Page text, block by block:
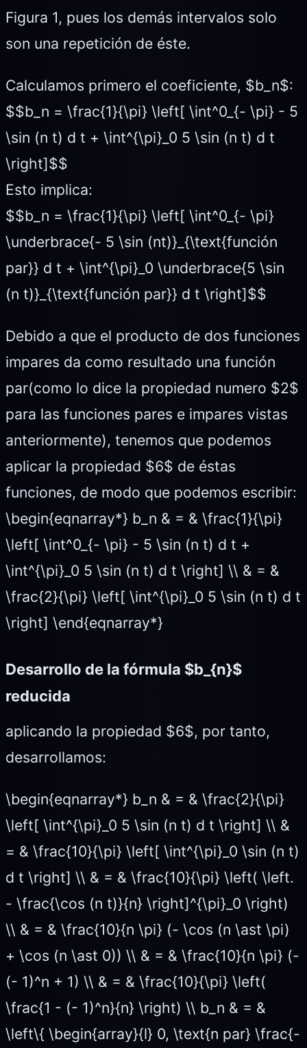
Figura 1, pues los demás intervalos solo
son una repetición de éste.
Calculamos primero el coeficiente, $b_n$:
$$b_n = \frac{1}{\pi} \left[ \int^0_{- \pi} - 5
\sin (n t) d t + \int^{\pi}_0 5 \sin (n t) d t
\right]$$
Esto implica:
$$b_n = \frac{1}{\pi} \left[ \int^0_{- \pi}
\underbrace{- 5 \sin (nt)}_{\text{función
par}} d t + \int^{\pi}_0 \underbrace{5 \sin
(n t)}_{\text{función par}} d t \right]$$
Debido a que el producto de dos funciones
impares da como resultado una función
par(como lo dice la propiedad numero $2$
para las funciones pares e impares vistas
anteriormente), tenemos que podemos
aplicar la propiedad $6$ de éstas
funciones, de modo que podemos escribir:
\begin{eqnarray*} b_n & = & \frac{1}{\pi}
\left[ \int^0_{- \pi} - 5 \sin (n t) d t +
\int^{\pi}_0 5 \sin (n t) d t \right] \\ & = &
\frac{2}{\pi} \left[ \int^{\pi}_0 5 \sin (n t) d t
\right] \end{eqnarray*}
Desarrollo de la fórmula $b_{n}$
reducida
aplicando la propiedad $6$, por tanto,
desarrollamos:
\begin{eqnarray*} b_n & = & \frac{2}{\pi}
\left[ \int^{\pi}_0 5 \sin (n t) d t \right] \\ &
= & \frac{10}{\pi} \left[ \int^{\pi}_0 \sin (n t)
d t \right] \\ & = & \frac{10}{\pi} \left( \left.
- \frac{\cos (n t)}{n} \right]^{\pi}_0 \right)
\\ & = & \frac{10}{n \pi} (- \cos (n \ast \pi)
+ \cos (n \ast 0)) \\ & = & \frac{10}{n \pi} (-
(- 1)^n + 1) \\ & = & \frac{10}{\pi} \left(
\frac{1 - (- 1)^n}{n} \right) \\ b_n & = &
\left\{ \begin{array}{l} 0, \text{n par} \frac{-